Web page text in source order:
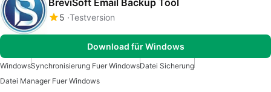
5 Testversion
Download für Windows
WindowsSynchronisierung Fuer WindowsDatei Sicherung
Datei Manager Fuer Windows